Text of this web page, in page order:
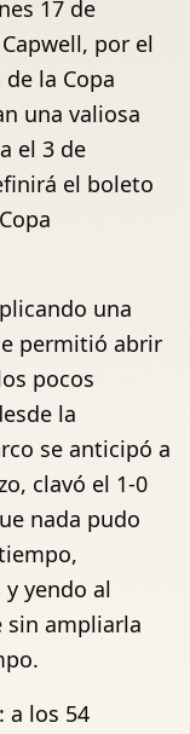
17 de
por el
la Copa
una valiosa
el 3 de
el boleto
una
permitió abrir
pocos
la
se anticipó a
clavó el 1-0
nada pudo
yendo al
sin ampliarla
a los 54